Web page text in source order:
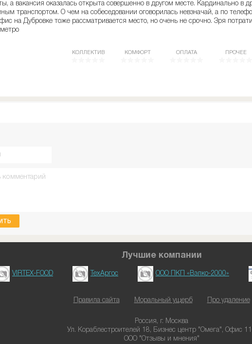
а вакансия оказалась открыта совершенно в другом месте. Кардинально в
транспортом. О чем на собеседовании оговорилась невзначай, а по
на Дубровке тоже рассматривается место, но очень не срочно. Зря
КОЛЛЕКТИВ КОМФОРТ ОПЛАТА ПРОЧЕЕ
Лучшие компании
VIRTEX-FOOD ТехАргос ООО ПКП «Вэлко-2000»
Правила сайта Моральный ущерб Про удаление
Россия, г. Москва
Ул. Кораблестроителей 18, Бизнес центр "Омега", Офис
ООО "Отзывы и мнения"